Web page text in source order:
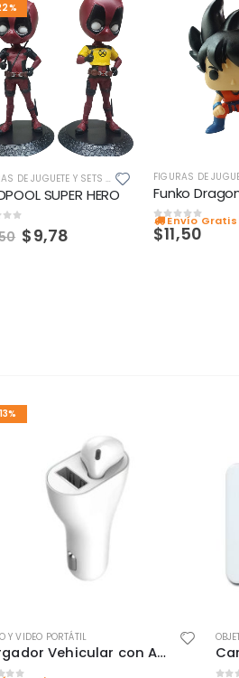
FIGURAS DE JUGUETE Y SETS DE JUEGOS
SUPER HERO
$9,78
Funko
0out of 5
$11,50
Envío Gratis
Y VIDEO PORTÁTIL
Cargador Vehicular con Audífono Bluetooth – 2 en 1 Práctico y Moderno